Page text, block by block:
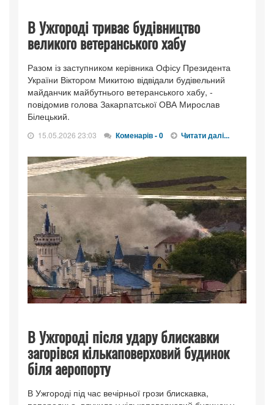
В Ужгороді триває будівництво
великого ветеранського хабу
Разом із заступником керівника Офісу Президента
України Віктором Микитою відвідали будівельний
майданчик майбутнього ветеранського хабу, -
повідомив голова Закарпатської ОВА Мирослав
Білецький.
15.05.2026 23:03 Коменарів - 0 Читати далі...
В Ужгороді після удару блискавки
загорівся кількаповерховий будинок
біля аеропорту
В Ужгороді під час вечірньої грози блискавка,